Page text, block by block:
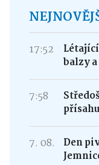
17:52
balzy
7:58
přísahu
7. 08.
Den